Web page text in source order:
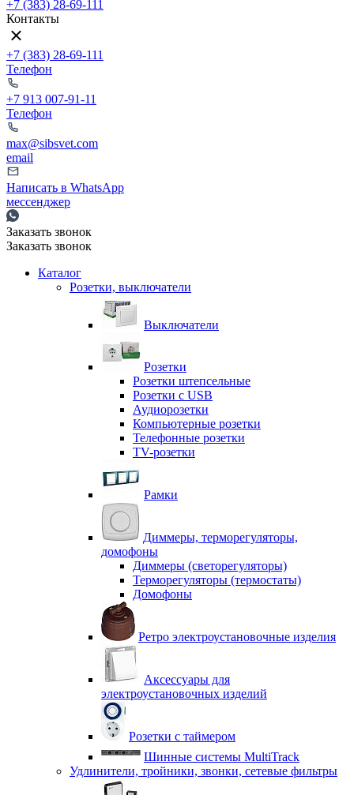
+7 (383) 28-69-111
Контакты
+7 (383) 28-69-111
Телефон
+7 913 007-91-11
Телефон
max@sibsvet.com
email
Написать в WhatsApp
мессенджер
Заказать звонок
Заказать звонок
Каталог
Розетки, выключатели
Выключатели
Розетки
Розетки штепсельные
Розетки с USB
Аудиорозетки
Компьютерные розетки
Телефонные розетки
TV-розетки
Рамки
Диммеры, терморегуляторы,
домофоны
Диммеры (светорегуляторы)
Терморегуляторы (термостаты)
Домофоны
Ретро электроустановочные изделия
Аксессуары для
электроустановочных изделий
Розетки с таймером
Шинные системы MultiTrack
Удлинители, тройники, звонки, сетевые фильтры